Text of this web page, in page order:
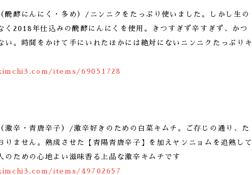
醗酵にんにく・多め）/ニンニクをたっぷり使いました。しかし生の
く2018年仕込みの醗酵にんにくを使用。きつすぎず辛すぎず、かつ
い。時間をかけて手にいれたほかには絶対にないニンニクたっぷりキ
items/69051728
激辛・青唐辛子）/激辛好きのための白菜キムチ。ご存じの通り、た
りません。熟成させた【青陽青唐辛子】を加えヤンニョムを追熟して
のための心地よい滋味香る上品な激辛キムチです
items/49702657